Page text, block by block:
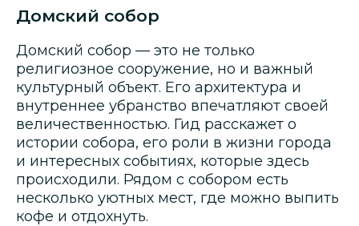
Домский собор
Домский собор — это не только
религиозное сооружение, но и важный
культурный объект. Его архитектура и
внутреннее убранство впечатляют своей
величественностью. Гид расскажет о
истории собора, его роли в жизни города
и интересных событиях, которые здесь
происходили. Рядом с собором есть
несколько уютных мест, где можно выпить
кофе и отдохнуть.